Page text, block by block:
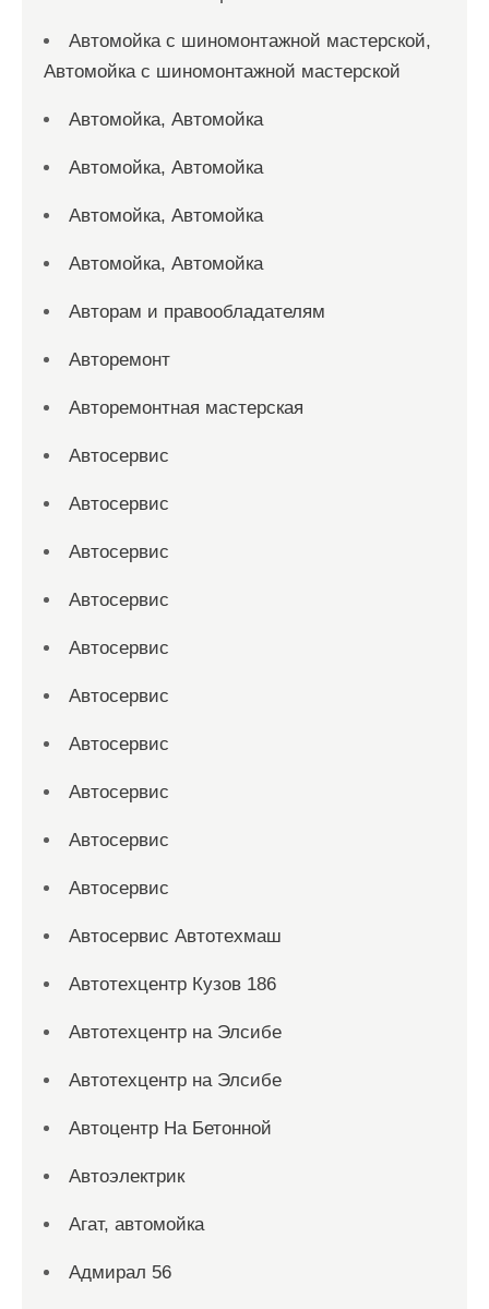
Автомойка с шиномонтажной мастерской,
Автомойка с шиномонтажной мастерской
Автомойка, Автомойка
Автомойка, Автомойка
Автомойка, Автомойка
Автомойка, Автомойка
Авторам и правообладателям
Авторемонт
Авторемонтная мастерская
Автосервис
Автосервис
Автосервис
Автосервис
Автосервис
Автосервис
Автосервис
Автосервис
Автосервис
Автосервис
Автосервис Автотехмаш
Автотехцентр Кузов 186
Автотехцентр на Элсибе
Автотехцентр на Элсибе
Автоцентр На Бетонной
Автоэлектрик
Агат, автомойка
Адмирал 56